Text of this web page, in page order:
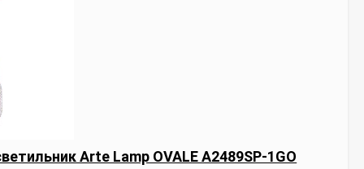
Arte Lamp OVALE A2489SP-1GO